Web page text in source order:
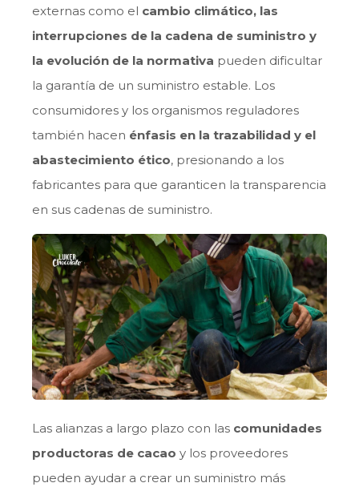
externas como el cambio climático, las
interrupciones de la cadena de suministro y
la evolución de la normativa pueden dificultar
la garantía de un suministro estable. Los
consumidores y los organismos reguladores
también hacen énfasis en la trazabilidad y el
abastecimiento ético, presionando a los
fabricantes para que garanticen la transparencia
en sus cadenas de suministro.
Las alianzas a largo plazo con las comunidades
productoras de cacao y los proveedores
pueden ayudar a crear un suministro más